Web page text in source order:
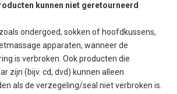
kunnen niet geretourneerd
ondergoed, sokken of hoofdkussens,
apparaten, wanneer de
is verbroken. Ook producten die
zijn (bijv. cd, dvd) kunnen alleen
als de verzegeling/seal niet verbroken is.